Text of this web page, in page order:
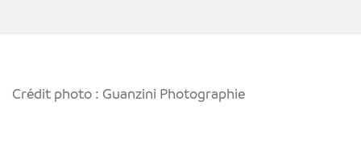
Crédit photo : Guanzini Photographie